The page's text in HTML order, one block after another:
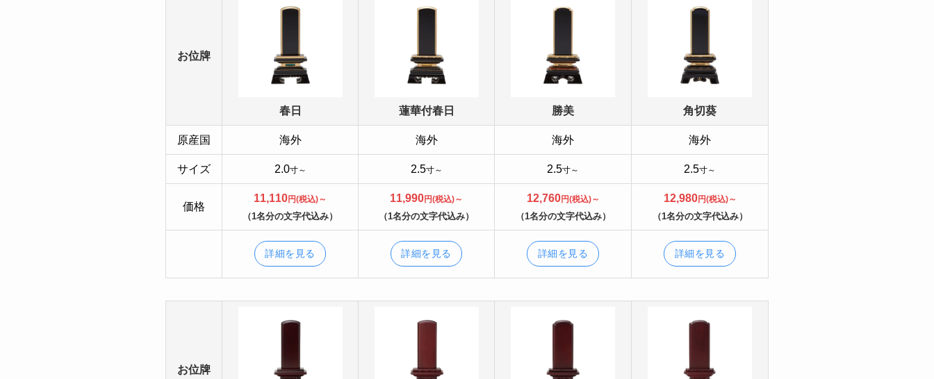
お位牌
春日 蓮華付春日 勝美 角切葵
原産国 海外 海外 海外 海外
サイズ 2.0寸～ 2.5寸～ 2.5寸～ 2.5寸～
価格
11,110円(税込)～
（1名分の文字代込み）
11,990円(税込)～
（1名分の文字代込み）
12,760円(税込)～
（1名分の文字代込み）
12,980円(税込)～
（1名分の文字代込み）
詳細を見る 詳細を見る 詳細を見る 詳細を見る
お位牌